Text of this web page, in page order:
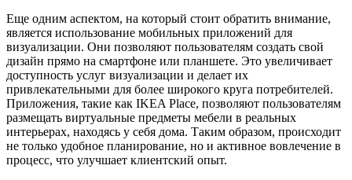
Еще одним аспектом, на который стоит обратить внимание,
является использование мобильных приложений для
визуализации. Они позволяют пользователям создать свой
дизайн прямо на смартфоне или планшете. Это увеличивает
доступность услуг визуализации и делает их
привлекательными для более широкого круга потребителей.
Приложения, такие как IKEA Place, позволяют пользователям
размещать виртуальные предметы мебели в реальных
интерьерах, находясь у себя дома. Таким образом, происходит
не только удобное планирование, но и активное вовлечение в
процесс, что улучшает клиентский опыт.